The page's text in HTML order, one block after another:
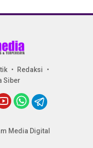
Redaksi
Siber
Media Digital